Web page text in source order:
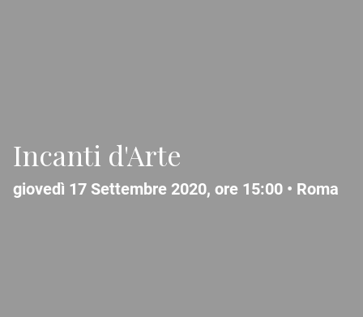
Incanti d'Arte
giovedì 17 Settembre 2020, ore 15:00 • Roma